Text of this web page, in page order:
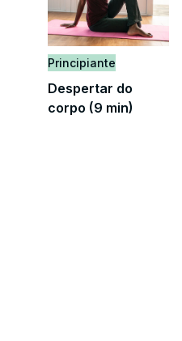
Principiante
Despertar do
corpo (9 min)